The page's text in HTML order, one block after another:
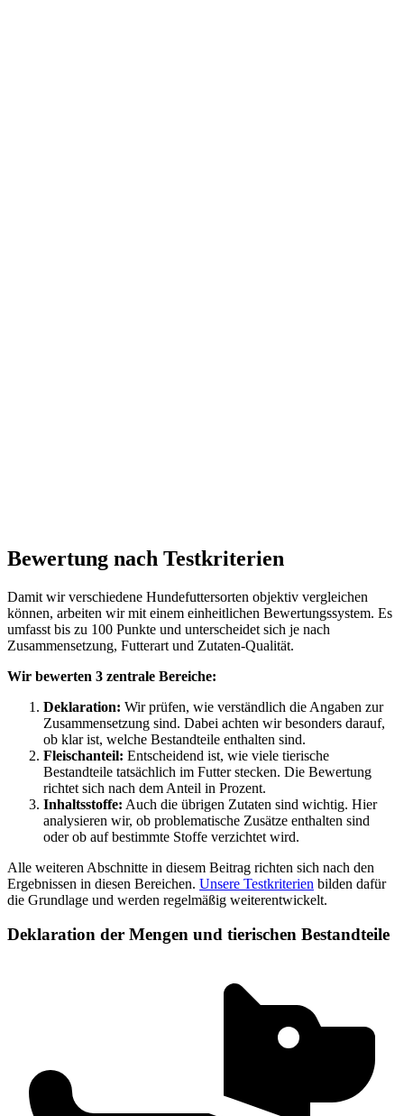
Bewertung nach Testkriterien
Damit wir verschiedene Hundefuttersorten objektiv vergleichen
können, arbeiten wir mit einem einheitlichen Bewertungssystem. Es
umfasst bis zu 100 Punkte und unterscheidet sich je nach
Zusammensetzung, Futterart und Zutaten-Qualität.
Wir bewerten 3 zentrale Bereiche:
Deklaration: Wir prüfen, wie verständlich die Angaben zur
Zusammensetzung sind. Dabei achten wir besonders darauf,
ob klar ist, welche Bestandteile enthalten sind.
Fleischanteil: Entscheidend ist, wie viele tierische
Bestandteile tatsächlich im Futter stecken. Die Bewertung
richtet sich nach dem Anteil in Prozent.
Inhaltsstoffe: Auch die übrigen Zutaten sind wichtig. Hier
analysieren wir, ob problematische Zusätze enthalten sind
oder ob auf bestimmte Stoffe verzichtet wird.
Alle weiteren Abschnitte in diesem Beitrag richten sich nach den
Ergebnissen in diesen Bereichen. Unsere Testkriterien bilden dafür
die Grundlage und werden regelmäßig weiterentwickelt.
Deklaration der Mengen und tierischen Bestandteile